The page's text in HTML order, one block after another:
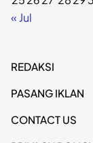
« Jul
REDAKSI
PASANG IKLAN
CONTACT US